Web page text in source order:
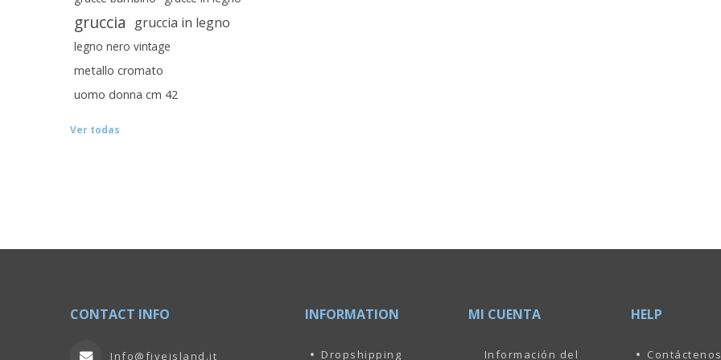
gruccia gruccia in legno
legno nero vintage
metallo cromato
uomo donna cm 42
Ver todas
CONTACT INFO
Info@fiveisland.it
INFORMATION
Dropshipping
MI CUENTA
Información del
HELP